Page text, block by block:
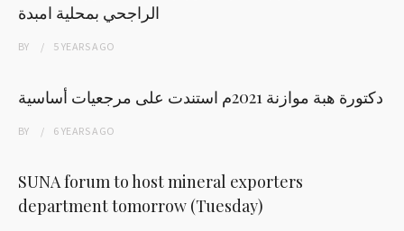
الراجحي بمحلية امبدة
BY 5 YEARSAGO
دكتورة هبة موازنة 2021م استندت على مرجعيات أساسية
BY 6 YEARSAGO
SUNA forum to host mineral exporters
department tomorrow (Tuesday)